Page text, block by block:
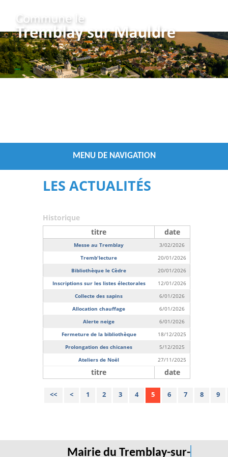
MENU DE NAVIGATION
Vous êtes ici : Accueil /Les Actualités
LES ACTUALITÉS
Historique
titre
date
titre date
Messe au Tremblay
3/02/2026
Tremb'lecture
20/01/2026
Bibliothèque le Cèdre
20/01/2026
Inscriptions sur les listes électorales
12/01/2026
Collecte des sapins
6/01/2026
Allocation chauffage
6/01/2026
Alerte neige
6/01/2026
Fermeture de la bibliothèque
18/12/2025
Prolongation des chicanes
5/12/2025
Ateliers de Noël
27/11/2025
<< < 1 2 3 4 5 6 7 8 9
Mairie du Tremblay-sur-